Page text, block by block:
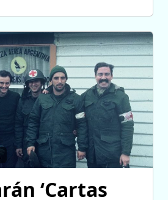
‘Cartas